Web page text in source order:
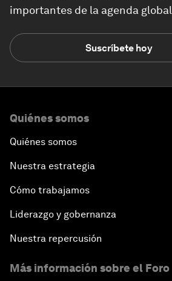
importantes de la agenda global
Suscríbete hoy
Quiénes somos
Quiénes somos
Nuestra estrategia
Cómo trabajamos
Liderazgo y gobernanza
Nuestra repercusión
Más información sobre el Foro